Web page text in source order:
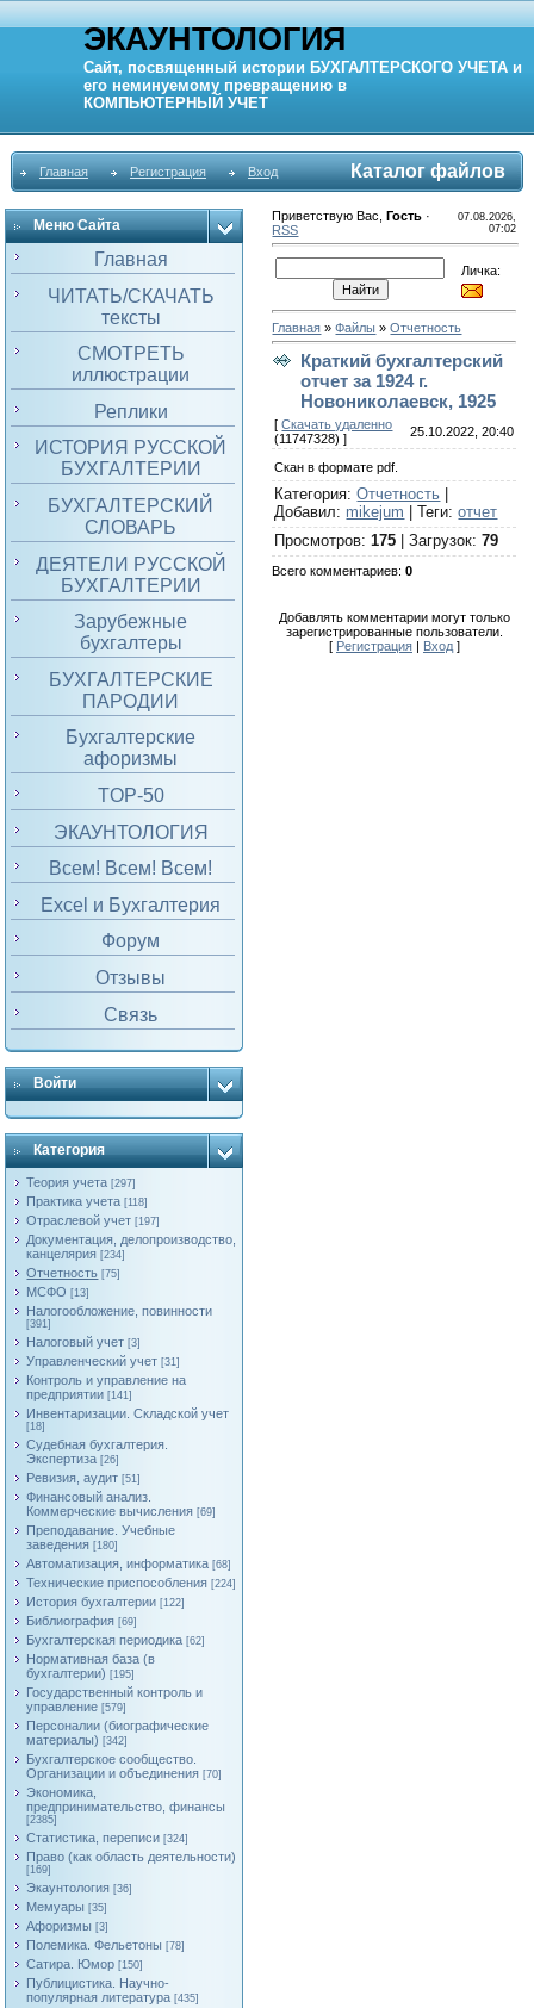
ЭКАУНТОЛОГИЯ
Сайт, посвященный истории БУХГАЛТЕРСКОГО УЧЕТА и
его неминуемому превращению в
КОМПЬЮТЕРНЫЙ УЧЕТ
Главная Регистрация Вход Каталог файлов
Меню Сайта
Главная
ЧИТАТЬ/СКАЧАТЬ
тексты
СМОТРЕТЬ
иллюстрации
Реплики
ИСТОРИЯ РУССКОЙ
БУХГАЛТЕРИИ
БУХГАЛТЕРСКИЙ
СЛОВАРЬ
ДЕЯТЕЛИ РУССКОЙ
БУХГАЛТЕРИИ
Зарубежные
бухгалтеры
БУХГАЛТЕРСКИЕ
ПАРОДИИ
Бухгалтерские
афоризмы
TOP-50
ЭКАУНТОЛОГИЯ
Всем! Всем! Всем!
Excel и Бухгалтерия
Форум
Отзывы
Связь
Войти
Категория
Теория учета [297]
Практика учета [118]
Отраслевой учет [197]
Документация, делопроизводство,
канцелярия [234]
Отчетность [75]
МСФО [13]
Налогообложение, повинности
[391]
Налоговый учет [3]
Управленческий учет [31]
Контроль и управление на
предприятии [141]
Инвентаризации. Складской учет
[18]
Судебная бухгалтерия.
Экспертиза [26]
Ревизия, аудит [51]
Финансовый анализ.
Коммерческие вычисления [69]
Преподавание. Учебные
заведения [180]
Автоматизация, информатика [68]
Технические приспособления [224]
История бухгалтерии [122]
Библиография [69]
Бухгалтерская периодика [62]
Нормативная база (в
бухгалтерии) [195]
Государственный контроль и
управление [579]
Персоналии (биографические
материалы) [342]
Бухгалтерское сообщество.
Организации и объединения [70]
Экономика,
предпринимательство, финансы
[2385]
Статистика, переписи [324]
Право (как область деятельности)
[169]
Экаунтология [36]
Мемуары [35]
Афоризмы [3]
Полемика. Фельетоны [78]
Сатира. Юмор [150]
Публицистика. Научно-
популярная литература [435]
Приветствую Вас ,Гость ·
RSS
07.08.2026,
07:02
Личка:
Главная »Файлы »Отчетность
Краткий бухгалтерский
отчет за 1924 г.
Новониколаевск, 1925
[Скачать удаленно
(11747328) ]
25.10.2022, 20:40
Скан в формате pdf.
Категория:Отчетность
Добавил: mikejum |Теги:отчет
Просмотров:175 |Загрузок:79
Всего комментариев:0
Добавлять комментарии могут только
зарегистрированные пользователи.
[ Регистрация| Вход]